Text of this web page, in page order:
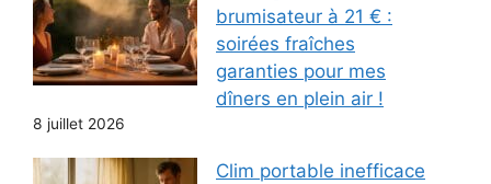
brumisateur à 21 € :
soirées fraîches
garanties pour mes
dîners en plein air !
8 juillet 2026
Clim portable inefficace